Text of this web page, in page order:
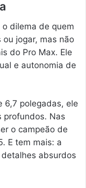
o dilema de quem
jogar, mas não
do Pro Max. Ele
e autonomia de
6,7 polegadas, ele
profundos. Nas
o campeão de
E tem mais: a
absurdos